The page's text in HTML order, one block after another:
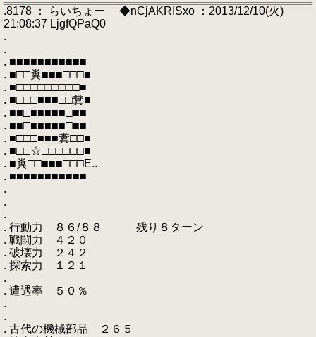
.8178 ： らいちょー ◆nCjAKRISxo ：2013/12/10(火)
21:08:37 LjgfQPaQ0
.
.
. ■■■■■■■■■■■
. ■□□糞■■■□□□■
. ■□□□□□□□□□■
. ■□□□■■■□□糞■
. ■■□■■■■■□■■
. ■■□■■■■■□■■
. ■□□□■■■糞□□■
. ■□□☆□□□□□□■
. ■糞□□■■■□□□E..
. ■■■■■■■■■■■
.
.
.
. 行動力 ８６/８８ 残り８ターン
. 戦闘力 ４２０
. 破壊力 ２４２
. 探索力 １２１
.
. 遭遇率 ５０％
.
.
. 古代の機械部品 ２６５